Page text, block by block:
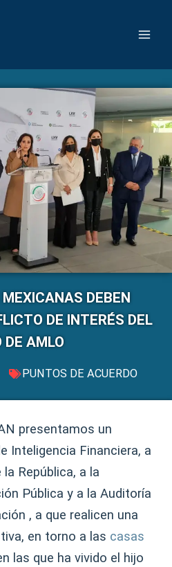
DEBEN
DE INTERÉS DEL
DE AMLO
PUNTOS DE ACUERDO
presentamos un
Inteligencia Financiera, a
la República, a la
Pública y a la Auditoría
, a que realicen una
en torno a las casas
las que ha vivido el hijo